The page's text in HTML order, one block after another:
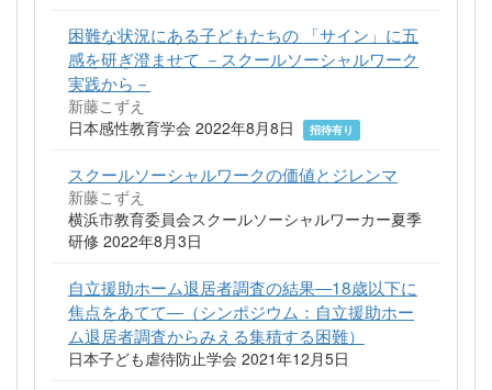
困難な状況にある子どもたちの 「サイン」に五
感を研ぎ澄ませて －スクールソーシャルワーク
実践から－
新藤こずえ
日本感性教育学会 2022年8月8日
招待有り
スクールソーシャルワークの価値とジレンマ
新藤こずえ
横浜市教育委員会スクールソーシャルワーカー夏季
研修 2022年8月3日
自立援助ホーム退居者調査の結果―18歳以下に
焦点をあてて―（シンポジウム：自立援助ホー
ム退居者調査からみえる集積する困難）
日本子ども虐待防止学会 2021年12月5日